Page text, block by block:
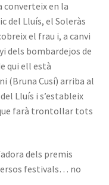
converteix en la
del Lluís, el Soleràs
el frau i, a canvi
dels bombardejos de
qui ell està
(Bruna Cusí) arriba al
Lluís i s’estableix
farà trontollar tots
dels premis
festivals… no